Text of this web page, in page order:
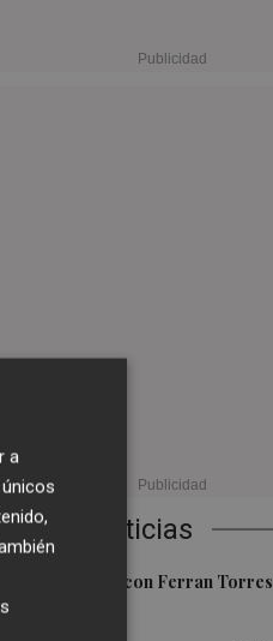
Noticias
Foios se vuelca con Ferran Torres
a